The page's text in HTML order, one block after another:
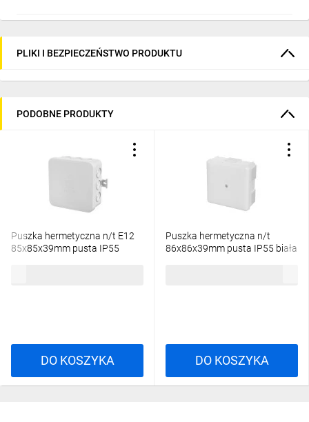
PLIKI I BEZPIECZEŃSTWO PRODUKTU
PODOBNE PRODUKTY
Puszka hermetyczna n/t E12
85x85x39mm pusta IP55
DO KOSZYKA
Puszka hermetyczna n/t
86x86x39mm pusta IP55 biała
DO KOSZYKA